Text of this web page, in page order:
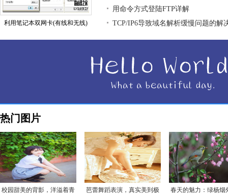
利用笔记本双网卡(有线和无线)
用命令方式登陆FTP详解
TCP/IP6导致域名解析缓慢问题的解
热门图片
校园甜美的背影，洋溢着青
芭蕾舞蹈表演，真实美到极
春天的魅力：绿杨烟